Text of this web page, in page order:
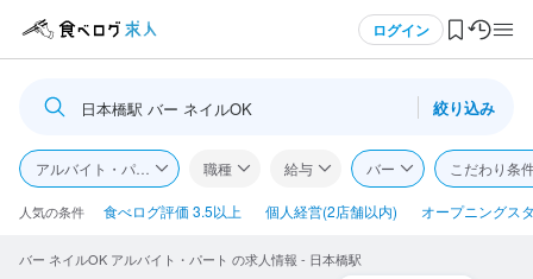
ログイン
ログイン・無料会員登録
食べログ求人TOP
求人検索
日本橋駅 バー ネイルOK 絞り込み
アルバイト・パート 職種 給与 バー こだわり条
人気の条件 食べログ評価 3.5以上 個人経営(2店舗以内) オープニングス
バー ネイルOK アルバイト・パート の求人情報 - 日本橋駅